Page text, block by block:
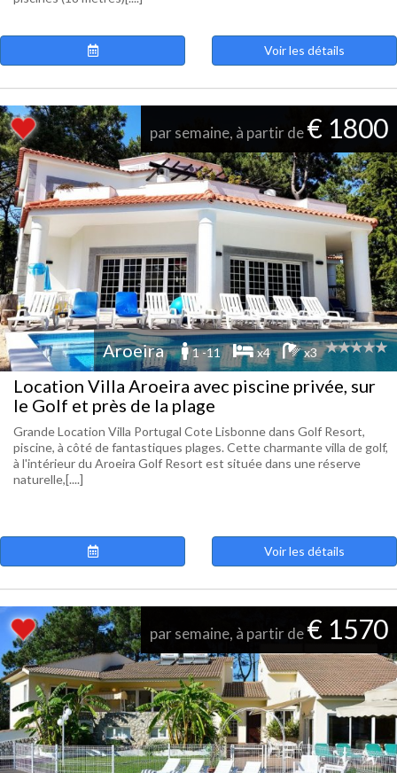
Voir les détails
par semaine, à partir de€ 1800
Aroeira 1 -11 x4 x3
Location Villa Aroeira avec piscine privée, sur
le Golf et près de la plage
Grande Location Villa Portugal Cote Lisbonne dans Golf Resort,
piscine, à côté de fantastiques plages. Cette charmante villa de golf,
à l'intérieur du Aroeira Golf Resort est située dans une réserve
naturelle,[....]
Voir les détails
par semaine, à partir de€ 1570